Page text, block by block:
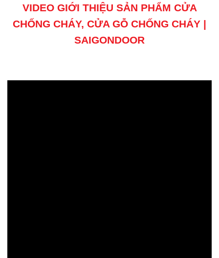
VIDEO GIỚI THIỆU SẢN PHẨM CỬA
CHỐNG CHÁY, CỬA GỖ CHỐNG CHÁY |
SAIGONDOOR